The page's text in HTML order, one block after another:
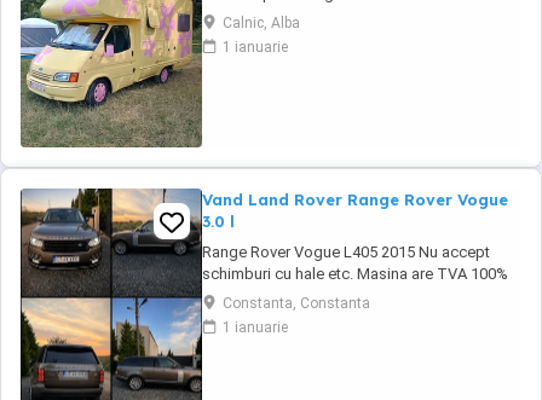
- Cai putere: 79 CP - Capacitatea cilindrică:
2500 cm - Standard de emisie: 1 - Tipul de
combustibil: Diesel - Numar de uși: 3 -
Calnic, Alba
1 ianuarie
Vand Land Rover Range Rover Vogue
3.0 l
Range Rover Vogue L405 2015 Nu accept
schimburi cu hale etc. Masina are TVA 100%
deductibil Toate reviziile efectuate la Exclusiv
Auto Constanta Se ofera si set 4 anvelope de
iarna Masina se afla in Constanta KM :
Constanta, Constanta
1 ianuarie